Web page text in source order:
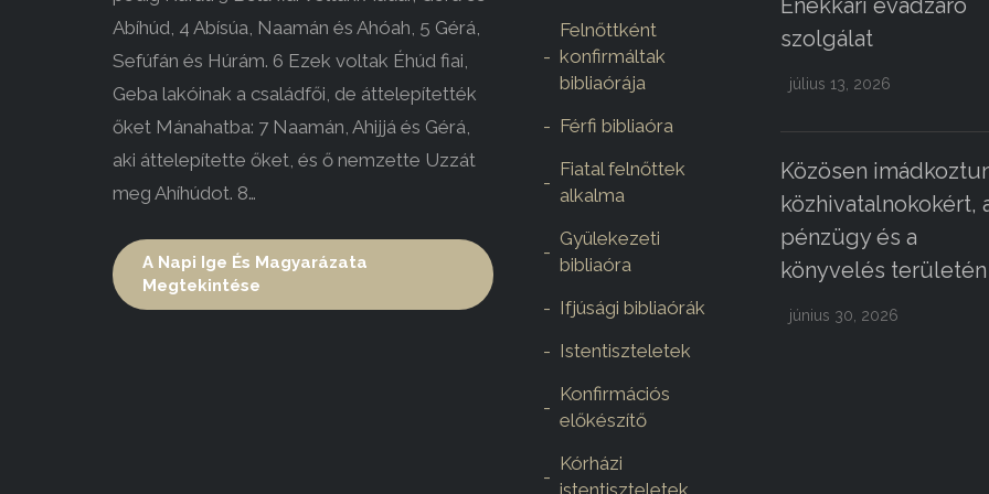
Abíhúd, 4 Abísúa, Naamán és Ahóah, 5 Gérá,
Sefúfán és Húrám. 6 Ezek voltak Éhúd fiai,
Geba lakóinak a családfői, de áttelepítették
őket Mánahatba: 7 Naamán, Ahijjá és Gérá,
aki áttelepítette őket, és ő nemzette Uzzát
meg Ahíhúdot. 8…
A Napi Ige És Magyarázata
Megtekintése
Felnőttként
konfirmáltak
bibliaórája
Férfi bibliaóra
Fiatal felnőttek
alkalma
Gyülekezeti
bibliaóra
Ifjúsági bibliaórák
Istentiszteletek
Konfirmációs
előkészítő
Kórházi
Énekkari évadzáró
szolgálat
július 13, 2026
Közösen
közhivatalnokokért,
pénzügy és a
könyvelés területén
június 30, 2026